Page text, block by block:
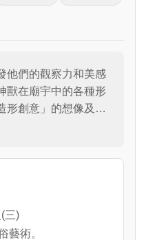
他們的觀察力和美感
獸在廟宇中的各種形
形創意」的想像及珍
的使命。
三)
藝術。